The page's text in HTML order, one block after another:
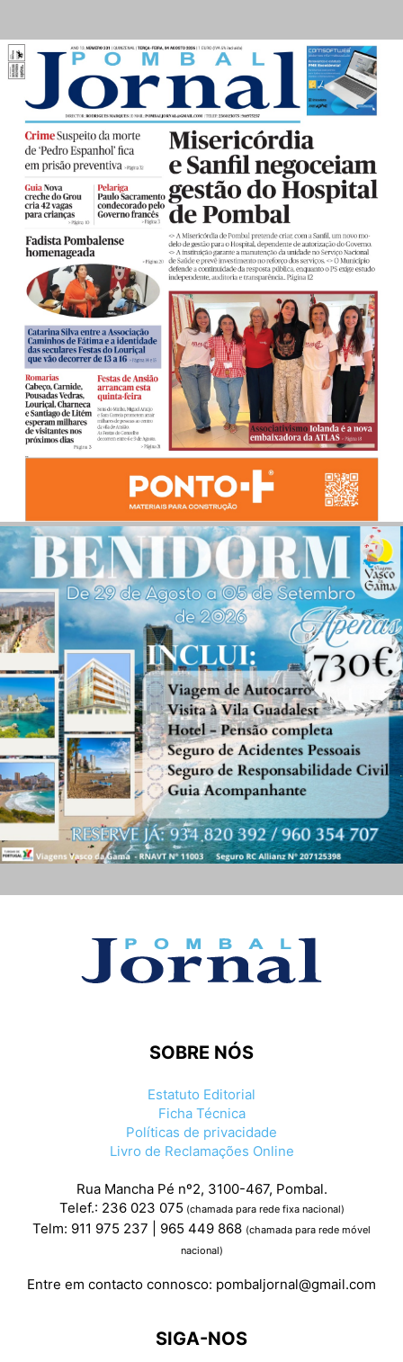
SOBRE NÓS
Estatuto Editorial
Ficha Técnica
Políticas de privacidade
Livro de Reclamações Online
Rua Mancha Pé nº2, 3100-467, Pombal.
Telef.: 236 023 075 (chamada para rede fixa nacional)
Telm: 911 975 237 | 965 449 868 (chamada para rede móvel
nacional)
Entre em contacto connosco: pombaljornal@gmail.com
SIGA-NOS